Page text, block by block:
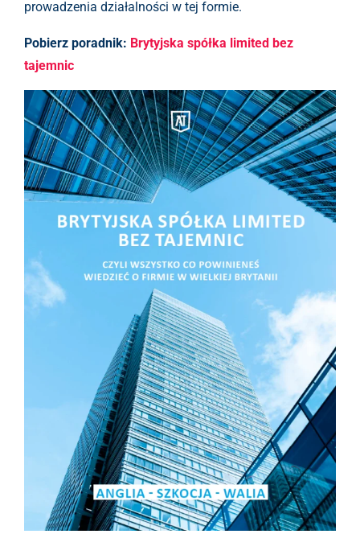
prowadzenia działalności w tej formie.
Pobierz poradnik: Brytyjska spółka limited bez
tajemnic